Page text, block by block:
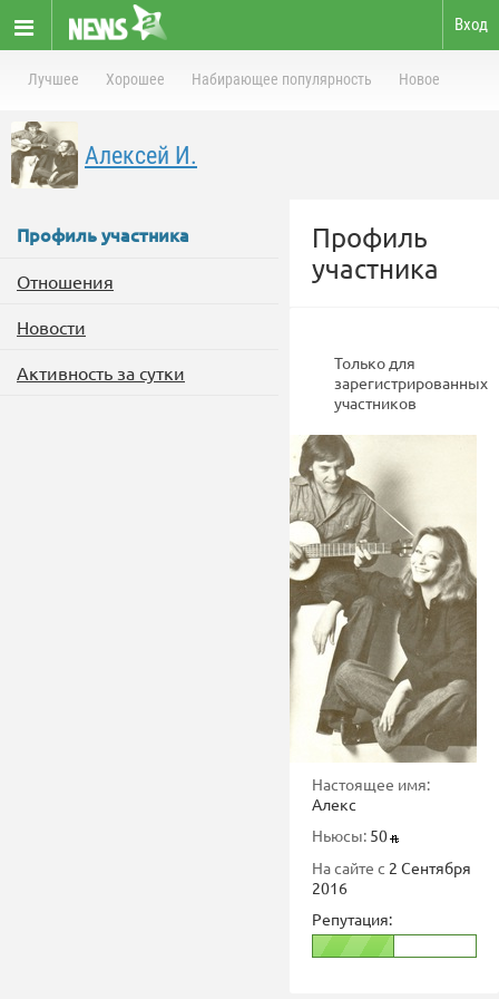
Вход
Лучшее Хорошее Набирающее популярность Новое
Алексей И.
Профиль участника
Отношения
Новости
Активность за сутки
Профиль
участника
Только для
зарегистрированных
участников
Настоящее имя:
Алекс
Ньюсы: 50
На сайте с 2 Сентября
2016
Репутация: